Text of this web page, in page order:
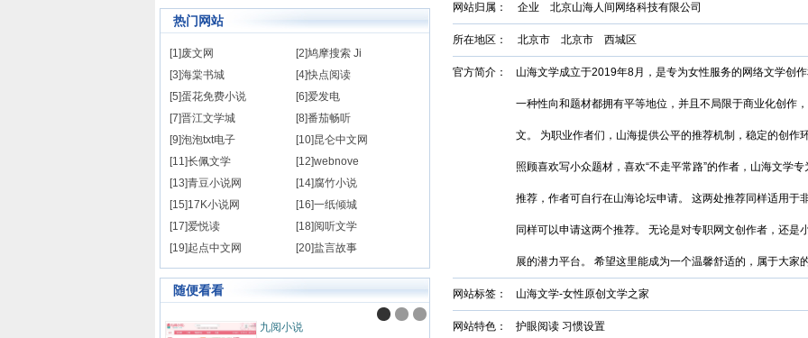
热门网站
[1]废文网
[2]鸠摩搜索 Ji
[3]海棠书城
[4]快点阅读
[5]蛋花免费小说
[6]爱发电
[7]晋江文学城
[8]番茄畅听
[9]泡泡txt电子
[10]昆仑中文网
[11]长佩文学
[12]webnove
[13]青豆小说网
[14]腐竹小说
[15]17K小说网
[16]一纸倾城
[17]爱悦读
[18]阅听文学
[19]起点中文网
[20]盐言故事
随便看看
九阅小说
纵横中文网
网站归属： 企业 北京山海人间网络科技有限公司
所在地区： 北京市 北京市 西城区
官方简介：山海文学成立于2019年8月，是专为女性服务的网络文学创
一种性向和题材都拥有平等地位，并且不局限于商业化创作
文。 为职业作者们，山海提供公平的推荐机制，稳定的创作
照顾喜欢写小众题材，喜欢“不走平常路”的作者，山海文
推荐，作者可自行在山海论坛申请。 这两处推荐同样适用于
同样可以申请这两个推荐。 无论是对专职网文创作者，还
展的潜力平台。 希望这里能成为一个温馨舒适的，属于大家
网站标签：山海文学-女性原创文学之家
网站特色：护眼阅读 习惯设置